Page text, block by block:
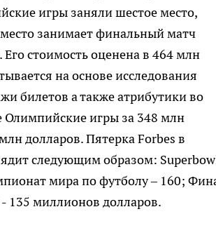
игры заняли шестое место,
занимает финальный матч
стоимость оценена в 464 млн
на основе исследования
билетов а также атрибутики во
Олимпийские игры за 348 млн
долларов. Пятерка Forbes в
следующим образом:
мира по футболу – 160;
135 миллионов долларов.